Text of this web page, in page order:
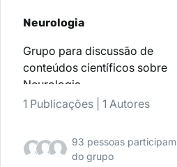
Neurologia
Grupo para discussão de
conteúdos científicos sobre
Neurologia
1 Publicações
1 Autores
93 pessoas participam
do grupo